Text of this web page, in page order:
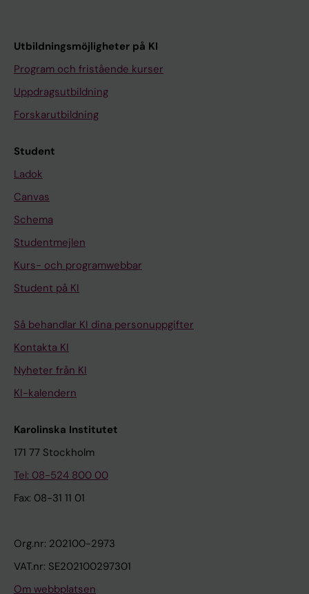
Utbildningsmöjligheter på KI
Program och fristående kurser
Uppdragsutbildning
Forskarutbildning
Student
Ladok
Canvas
Schema
Studentmejlen
Kurs- och programwebbar
Student på KI
Så behandlar KI dina personuppgifter
Kontakta KI
Nyheter från KI
KI-kalendern
Karolinska Institutet
171 77 Stockholm
Tel: 08-524 800 00
Fax: 08-31 11 01
Org.nr: 202100-2973
VAT.nr: SE202100297301
Om webbplatsen